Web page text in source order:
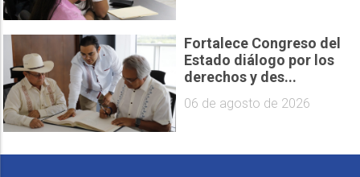
Fortalece Congreso del
Estado diálogo por los
derechos y des...
06 de agosto de 2026